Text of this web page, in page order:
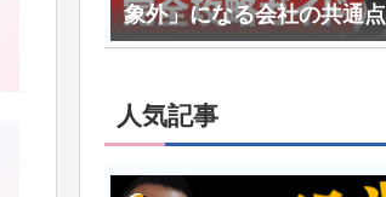
象外」になる会社の共通点
人気記事